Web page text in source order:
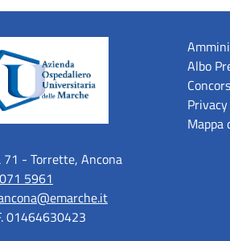
71 - Torrette, Ancona
071 5961
01464630423
Albo
Mappa